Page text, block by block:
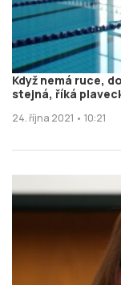
Když nemá ruce,
stejná, říká
24. října 2021 • 10:21